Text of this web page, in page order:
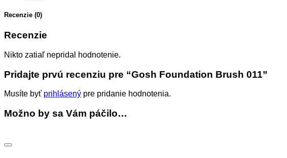
Recenzie (0)
Recenzie
Nikto zatiaľ nepridal hodnotenie.
Pridajte prvú recenziu pre “Gosh Foundation Brush 011”
Musíte byť prihlásený pre pridanie hodnotenia.
Možno by sa Vám páčilo…